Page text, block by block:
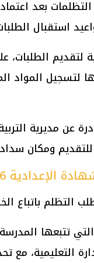
بعد
استقبال
لتقديم
لها لتسجيل
عن مديرية
ومكان
الإعدادية 2026
التظلم باتباع
التي تتبعها
التعليمية، مع